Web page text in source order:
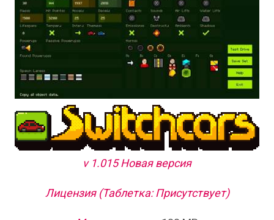
v 1.015 Новая версия
Лицензия (Таблетка: Присутствует)